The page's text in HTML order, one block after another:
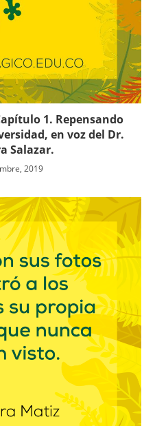
1. Repensando
en voz del Dr.
Salazar.
2019